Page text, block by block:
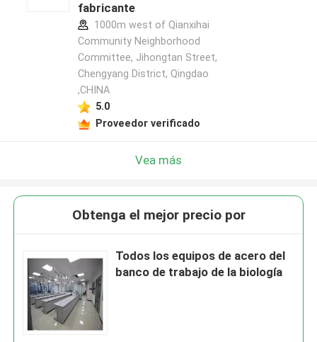
fabricante
1000m west of Qianxihai
Community Neighborhood
Committee, Jihongtan Street,
Chengyang District, Qingdao
,CHINA
5.0
Proveedor verificado
Vea más
Obtenga el mejor precio por
Todos los equipos de acero del
banco de trabajo de la biología